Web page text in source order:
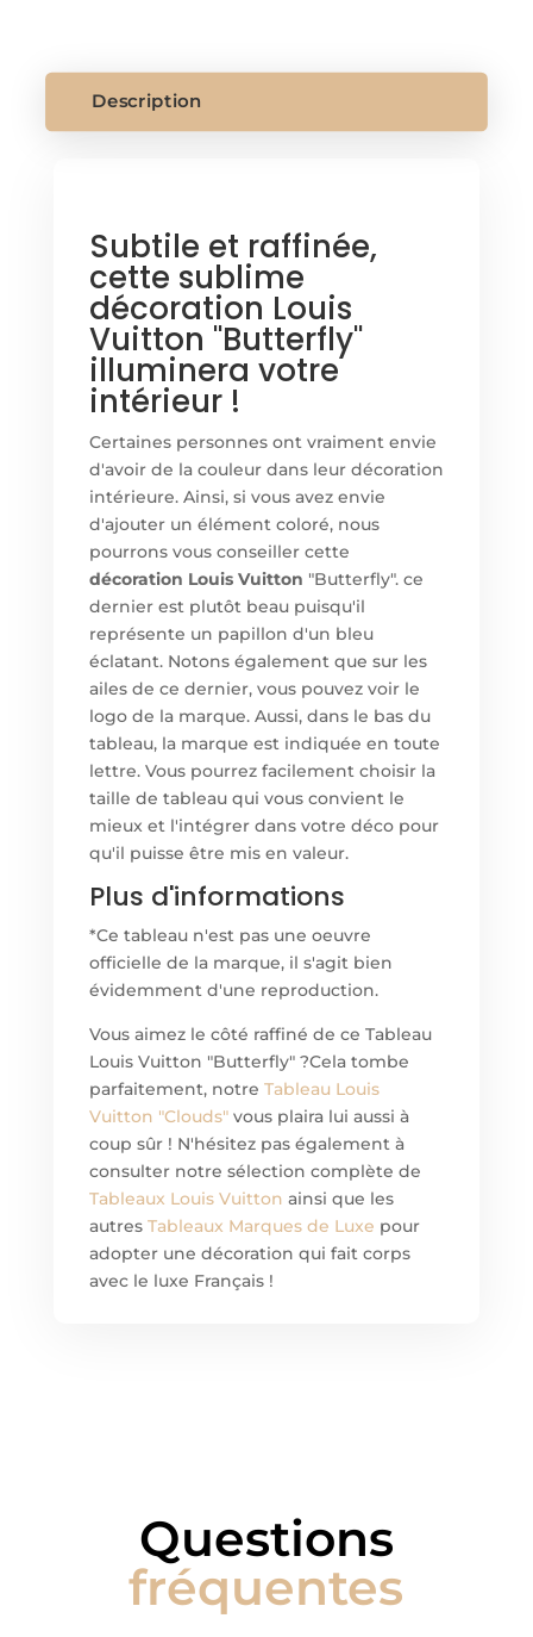
Description
Subtile et raffinée,
cette sublime
décoration Louis
Vuitton "Butterfly"
illuminera votre
intérieur !
Certaines personnes ont vraiment envie
d'avoir de la couleur dans leur décoration
intérieure. Ainsi, si vous avez envie
d'ajouter un élément coloré, nous
pourrons vous conseiller cette
décoration Louis Vuitton "Butterfly". ce
dernier est plutôt beau puisqu'il
représente un papillon d'un bleu
éclatant. Notons également que sur les
ailes de ce dernier, vous pouvez voir le
logo de la marque. Aussi, dans le bas du
tableau, la marque est indiquée en toute
lettre. Vous pourrez facilement choisir la
taille de tableau qui vous convient le
mieux et l'intégrer dans votre déco pour
qu'il puisse être mis en valeur.
Plus d'informations
*Ce tableau n'est pas une oeuvre
officielle de la marque, il s'agit bien
évidemment d'une reproduction.
Vous aimez le côté raffiné de ce Tableau
Louis Vuitton "Butterfly" ?Cela tombe
parfaitement, notre Tableau Louis
Vuitton "Clouds"vous plaira lui aussi à
coup sûr ! N'hésitez pas également à
consulter notre sélection complète de
Tableaux Louis Vuitton ainsi que les
autres Tableaux Marques de Luxe pour
adopter une décoration qui fait corps
avec le luxe Français !
Questions
fréquentes